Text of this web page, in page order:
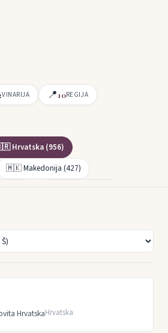
VINARIJA 📍10REGIJA
Hrvatska (956)
🇲🇰 Makedonija (427)
(37)
Hrvatsko Podunavlje (18)
regija (15)
Župa (15)
HrvatskaHrvatska